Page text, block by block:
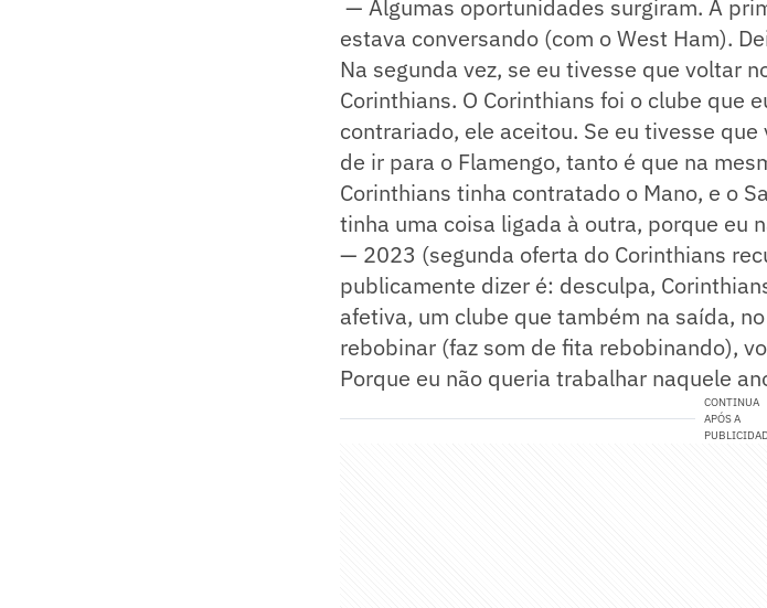
— Algumas oportunidades surgiram. A
estava conversando (com o West Ham).
Na segunda vez, se eu tivesse que voltar
Corinthians. O Corinthians foi o clube que
contrariado, ele aceitou. Se eu tivesse
de ir para o Flamengo, tanto é que na
Corinthians tinha contratado o Mano, e o
tinha uma coisa ligada à outra, porque eu
— 2023 (segunda oferta do Corinthians
publicamente dizer é: desculpa,
afetiva, um clube que também na saída,
rebobinar (faz som de fita rebobinando),
Porque eu não queria trabalhar naquele
CONTINUA
APÓS A